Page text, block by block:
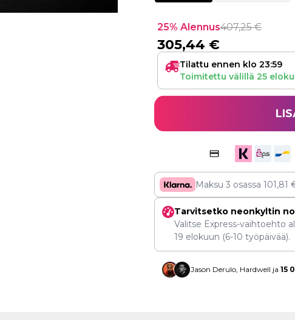
25% Alennus407,25€
305,44 €
Tilattu ennen klo 23:59
Toimitettu välillä 25
Maksu 3 osassa101,81
Tarvitsetko neonkyltin
Valitse Express-vaihtoehto
19 elokuun (6-10 työpäivää).
Jason Derulo, Hardwell ja 15